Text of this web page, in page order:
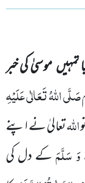
تمہیںموسیٰ کی خبر
صَلَّی اللّٰہُ تَعَالٰی عَلَیْہِ
اللّٰہتعالیٰ نے اپنے
وَ سَلَّمَکے دل کی